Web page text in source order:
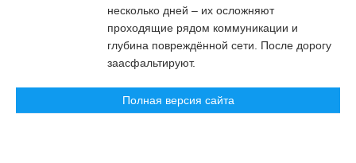
несколько дней – их осложняют
проходящие рядом коммуникации и
глубина повреждённой сети. После дорогу
заасфальтируют.
Полная версия сайта